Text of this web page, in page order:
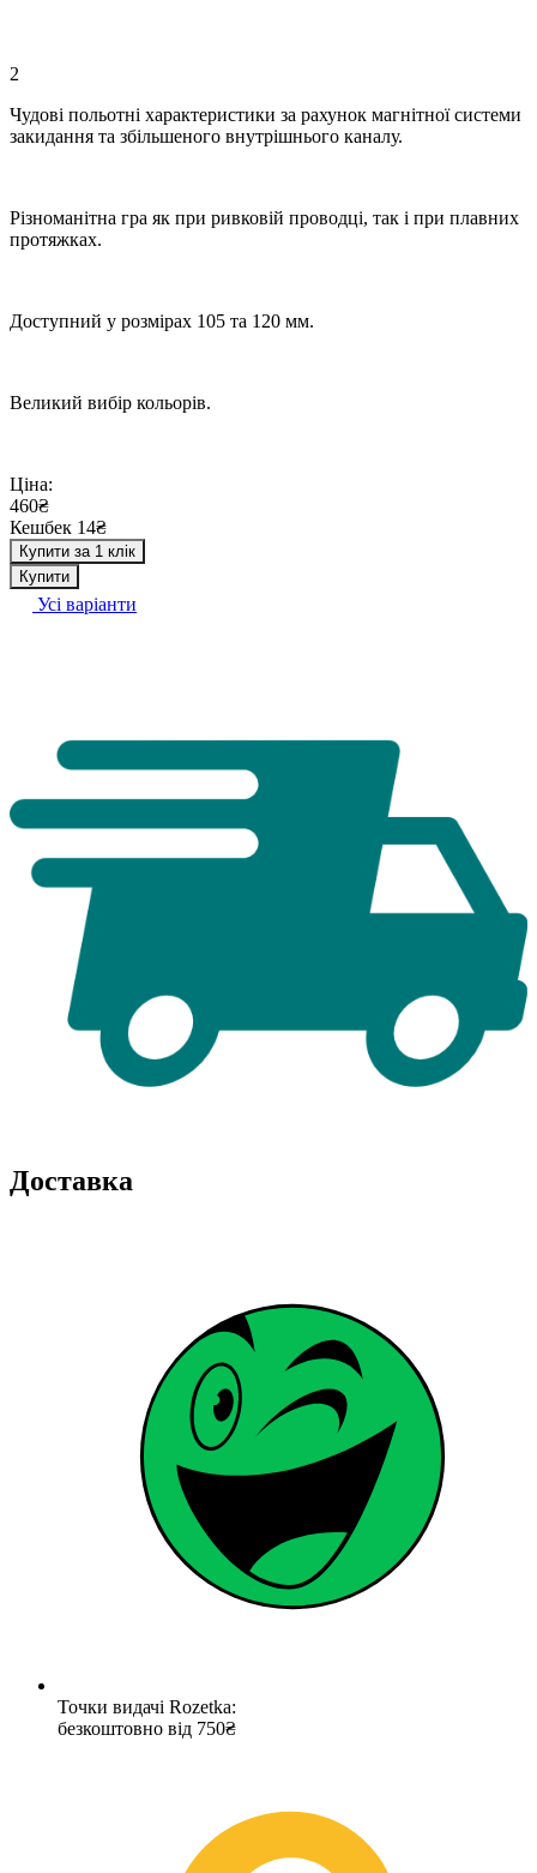
2
Чудові польотні характеристики за рахунок магнітної системи
закидання та збільшеного внутрішнього каналу.
Різноманітна гра як при ривковій проводці, так і при плавних
протяжках.
Доступний у розмірах 105 та 120 мм.
Великий вибір кольорів.
Ціна:
460₴
Кешбек 14₴
Купити за 1 клік
Купити
Усі варіанти
Доставка
Точки видачі Rozetka:
безкоштовно від 750₴